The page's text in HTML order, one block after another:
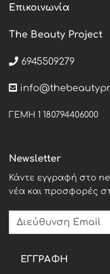
Επικοινωνία
The Beauty Project
6945509279
ΓΕΜΗ 1 180794406000
Newsletter
Κάντε εγγραφή στο
νέα και προσφορές